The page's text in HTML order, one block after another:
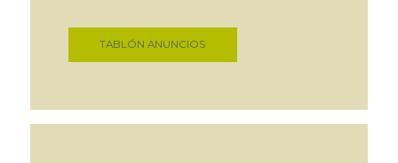
TABLÓN ANUNCIOS